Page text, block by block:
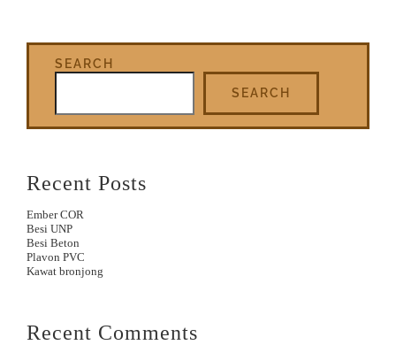
SEARCH
SEARCH
Recent Posts
Ember COR
Besi UNP
Besi Beton
Plavon PVC
Kawat bronjong
Recent Comments